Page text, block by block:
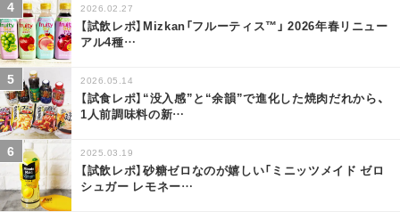
2026.02.27
【試飲レポ】Mizkan「フルーティス™」 2026年春リニュー
アル4種…
2026.05.14
【試食レポ】“没入感”と“余韻”で進化した焼肉だれから、
1人前調味料の新…
2025.03.19
【試飲レポ】砂糖ゼロなのが嬉しい「ミニッツメイド ゼロ
シュガー レモネー…